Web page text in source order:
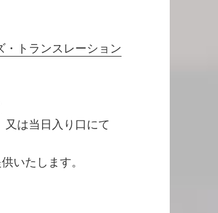
・トランスレーション
は当日入り口にて
いたします。